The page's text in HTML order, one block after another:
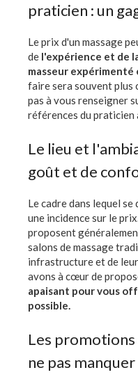
praticien : un
Le prix d'un massage
de l'expérience et de
masseur expérimenté
faire sera souvent plus
pas à vous renseigner
références du praticien
Le lieu et
goût et de
Le cadre dans lequel
une incidence sur le
proposent
salons de massage
infrastructure et de
avons à cœur de
apaisant pour vous
possible.
Les
ne pas manquer